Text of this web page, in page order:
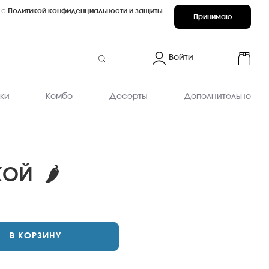
Принимаю
с Политикой конфиденциальности и защиты
Войти
Комбо Десерты Дополнительно
🌶
В КОРЗИНУ